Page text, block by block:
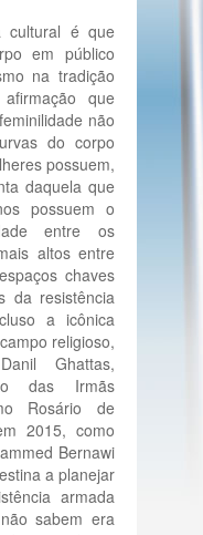
cultural é que
em público
na tradição
que
não
do corpo
possuem,
daquela que
possuem o
entre os
altos entre
chaves
da resistência
a icônica
religioso,
Ghattas,
das Irmãs
Rosário de
2015, como
Bernawi
a planejar
armada
sabem era